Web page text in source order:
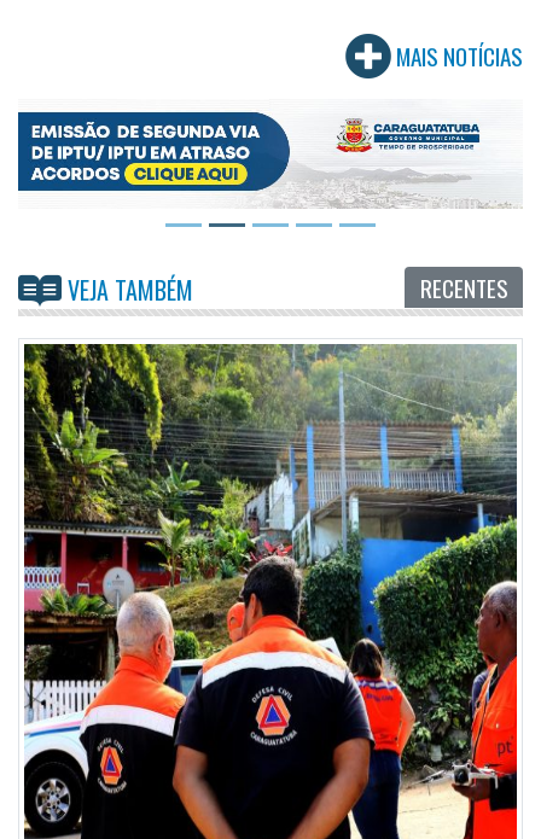
MAIS NOTÍCIAS
VEJA TAMBÉM RECENTES